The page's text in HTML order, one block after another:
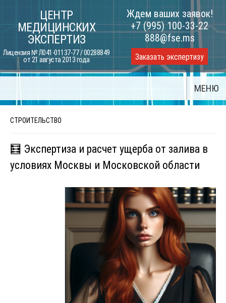
content
ЦЕНТР
МЕДИЦИНСКИХ
ЭКСПЕРТИЗ
Лицензия № Л041-01137-77 / 00288849
от 21 августа 2013 года
Ждем ваших заявок!
+7 (995) 100-33-22
888@fse.ms
Заказать экспертизу
МЕНЮ
СТРОИТЕЛЬСТВО
🧮 Экспертиза и расчет ущерба от залива в
условиях Москвы и Московской области